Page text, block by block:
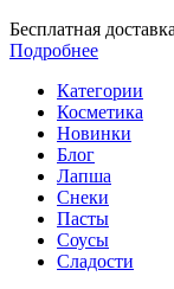
Бесплатная
Подробнее
Категории
Косметика
Новинки
Блог
Лапша
Снеки
Пасты
Соусы
Сладости